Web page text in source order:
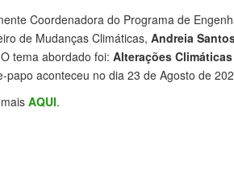
Coordenadora do Programa de
de Mudanças Climáticas, Andreia
tema abordado foi: Alterações
papo aconteceu no dia 23 de Agosto de
AQUI.